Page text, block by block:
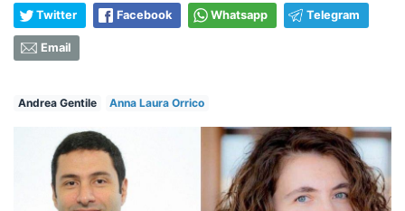
Twitter Facebook Whatsapp Telegram
Email
Andrea Gentile Anna Laura Orrico